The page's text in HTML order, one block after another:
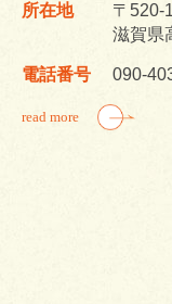
所在地
〒520-
滋賀県
電話番号 090-
read more